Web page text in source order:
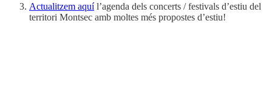
Actualitzem aquíl’agenda dels concerts / festivals d’estiu del
territori Montsec amb moltes més propostes d’estiu!